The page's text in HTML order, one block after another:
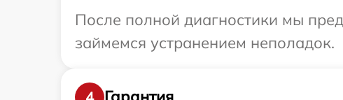
После полной диагностики мы
займемся устранением неполадок.